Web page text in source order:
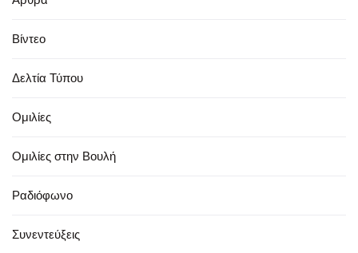
Βίντεο
Δελτία Τύπου
Ομιλίες
Ομιλίες στην Βουλή
Ραδιόφωνο
Συνεντεύξεις